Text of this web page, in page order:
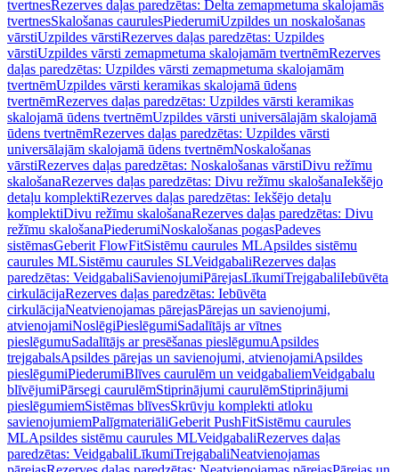
tvertnesRezerves daļas paredzētas: Delta zemapmetuma skalojamās
tvertnesSkalošanas caurulesPiederumiUzpildes un noskalošanas
vārstiUzpildes vārstiRezerves daļas paredzētas: Uzpildes
vārstiUzpildes vārsti zemapmetuma skalojamām tvertnēmRezerves
daļas paredzētas: Uzpildes vārsti zemapmetuma skalojamām
tvertnēmUzpildes vārsti keramikas skalojamā ūdens
tvertnēmRezerves daļas paredzētas: Uzpildes vārsti keramikas
skalojamā ūdens tvertnēmUzpildes vārsti universālajām skalojamā
ūdens tvertnēmRezerves daļas paredzētas: Uzpildes vārsti
universālajām skalojamā ūdens tvertnēmNoskalošanas
vārstiRezerves daļas paredzētas: Noskalošanas vārstiDivu režīmu
skalošanaRezerves daļas paredzētas: Divu režīmu skalošanaIekšējo
detaļu komplektiRezerves daļas paredzētas: Iekšējo detaļu
komplektiDivu režīmu skalošanaRezerves daļas paredzētas: Divu
režīmu skalošanaPiederumiNoskalošanas pogasPadeves
sistēmasGeberit FlowFitSistēmu caurules MLApsildes sistēmu
caurules MLSistēmu caurules SLVeidgabaliRezerves daļas
paredzētas: VeidgabaliSavienojumiPārejasLīkumiTrejgabaliIebūvēta
cirkulācijaRezerves daļas paredzētas: Iebūvēta
cirkulācijaNeatvienojamas pārejasPārejas un savienojumi,
atvienojamiNoslēgiPieslēgumiSadalītājs ar vītnes
pieslēgumuSadalītājs ar presēšanas pieslēgumuApsildes
trejgabalsApsildes pārejas un savienojumi, atvienojamiApsildes
pieslēgumiPiederumiBlīves caurulēm un veidgabaliemVeidgabalu
blīvējumiPārsegi caurulēmStiprinājumi caurulēmStiprinājumi
pieslēgumiemSistēmas blīvesSkrūvju komplekti atloku
savienojumiemPalīgmateriāliGeberit PushFitSistēmu caurules
MLApsildes sistēmu caurules MLVeidgabaliRezerves daļas
paredzētas: VeidgabaliLīkumiTrejgabaliNeatvienojamas